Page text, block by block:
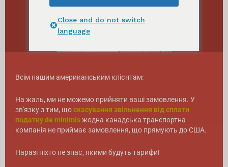
за
популярністю
Close and do not switch
language
Всім нашим американським клієнтам:
На жаль, ми не можемо прийняти ваші замовлення. У
зв'язку з тим, щоскасування звільнення від сплати
податку de minimisжодна канадська транспортна
компанія не приймає замовлення, що прямують до США.
Наразі ніхто не знає, якими будуть тарифи!